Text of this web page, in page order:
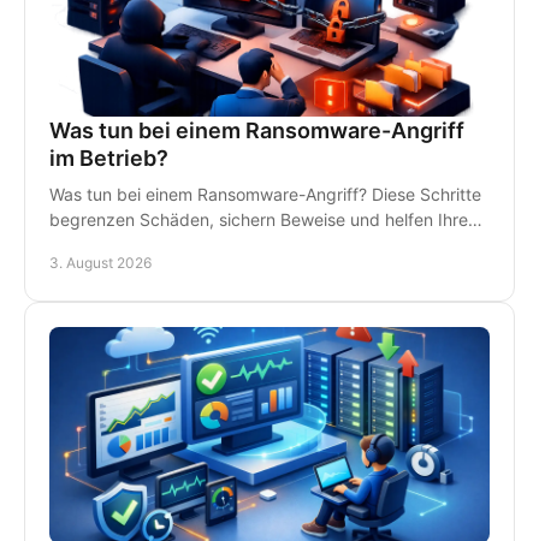
Was tun bei einem Ransomware-Angriff
im Betrieb?
Was tun bei einem Ransomware-Angriff? Diese Schritte
begrenzen Schäden, sichern Beweise und helfen Ihrem
3. August 2026